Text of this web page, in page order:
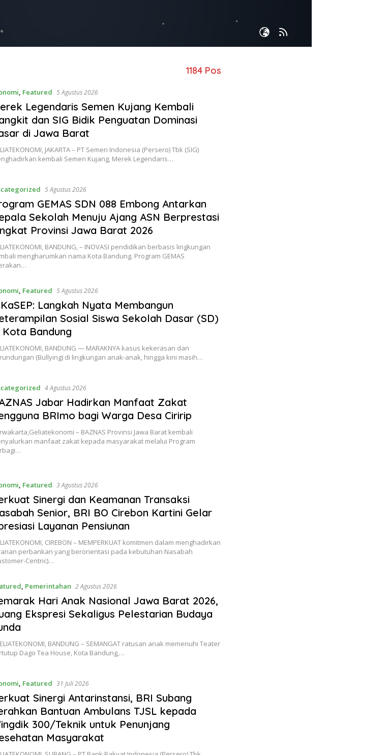
1184 Pos
, Featured 5 Agustus 2026
Legendaris Semen Kujang Kembali
dan SIG Bidik Penguatan Dominasi
di Jawa Barat
JAKARTA – PT Semen Indonesia (Persero) Tbk (SIG)
kembali Semen Kujang, Merek Legendaris…
5 Agustus 2026
GEMAS SDN 088 Embong Antarkan
Sekolah Menuju Ajang ASN Berprestasi
Provinsi Jawa Barat 2026
BANDUNG, – INOVASI pendidikan berbasis lingkungan
mengharumkan nama Kota Bandung. Program GEMAS
, Featured 5 Agustus 2026
Langkah Nyata Membangun
Sosial Siswa Sekolah Dasar (SD)
Kota Bandung
BANDUNG — MARAKNYA kasus kekerasan dan
(Bullying) di lingkungan anak-anak, hingga kini masih…
4 Agustus 2026
Jabar Hadirkan Manfaat Zakat
BRImo bagi Warga Desa Ciririp
– BAZNAS Provinsi Jawa Barat kembali
manfaat zakat kepada masyarakat melalui Program
, Featured 3 Agustus 2026
Sinergi dan Keamanan Transaksi
Senior, BRI BO Cirebon Kartini Gelar
Layanan Pensiunan
​CIREBON – MEMPERKUAT komitmen dalam menghadirkan
perbankan yang berorientasi pada kebutuhan Nasabah
Centric)…
, Pemerintahan 2 Agustus 2026
Hari Anak Nasional Jawa Barat 2026,
Ekspresi Sekaligus Pelestarian Budaya
BANDUNG – SEMANGAT ratusan anak memenuhi Teater
Dago Tea House, Kota Bandung,…
, Featured 31 Juli 2026
Sinergi Antarinstansi, BRI Subang
Bantuan Ambulans TJSL kepada
300/Teknik untuk Penunjang
Masyarakat